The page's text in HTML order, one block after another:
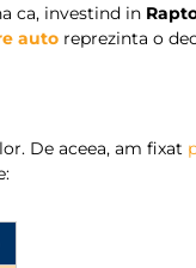
ca, investind in
auto reprezinta o
De aceea, am fixat